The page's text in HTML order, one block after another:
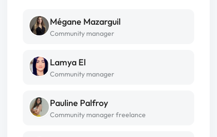
Mégane Mazarguil
Community manager
Lamya El
Community manager
Pauline Palfroy
Community manager freelance